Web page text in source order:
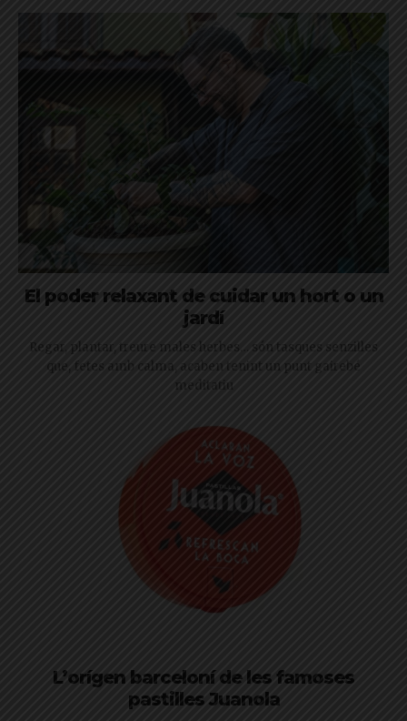
El poder relaxant de cuidar un hort o un
jardí
Regar, plantar, treure males herbes… són tasques senzilles
que, fetes amb calma, acaben tenint un punt gairebé
meditatiu
L’orígen barceloní de les famoses
pastilles Juanola